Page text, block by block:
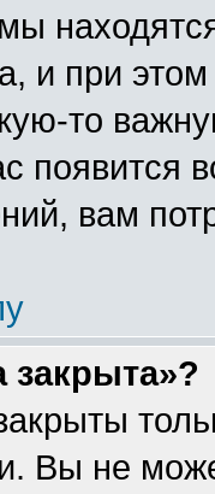
и при
то
появится
вам
закрыта»?
Вы не